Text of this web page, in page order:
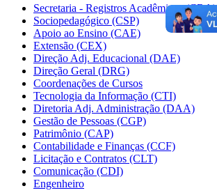
Secretaria - Registros Acadêmicos (CRA)
Sociopedagógico (CSP)
Apoio ao Ensino (CAE)
Extensão (CEX)
Direção Adj. Educacional (DAE)
Direção Geral (DRG)
Coordenações de Cursos
Tecnologia da Informação (CTI)
Diretoria Adj. Administração (DAA)
Gestão de Pessoas (CGP)
Patrimônio (CAP)
Contabilidade e Finanças (CCF)
Licitação e Contratos (CLT)
Comunicação (CDI)
Engenheiro